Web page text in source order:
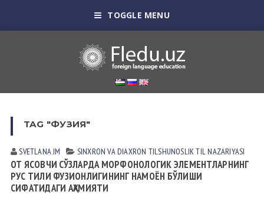
TOGGLE MENU
TAG "ФУЗИЯ"
SVETLANA IM SINXRON VА DIАXRON TILSHUNOSLIKTIL NАZАRIYASI
ОТ ЯСОВЧИ СЎЗЛАРДА МОРФОНОЛОГИК ЭЛЕМЕНТЛАРНИНГ
РУС ТИЛИ ФУЗИОНЛИГИНИНГ НАМОЁН БЎЛИШИ
СИФАТИДАГИ АҲАМИЯТИ